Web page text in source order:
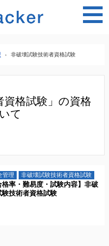
› 非破壊試験技術者資格試験
資格試験」の資格
て
管理 非破壊試験技術者資格試験
格率・難易度・試験内容】非破
験技術者資格試験